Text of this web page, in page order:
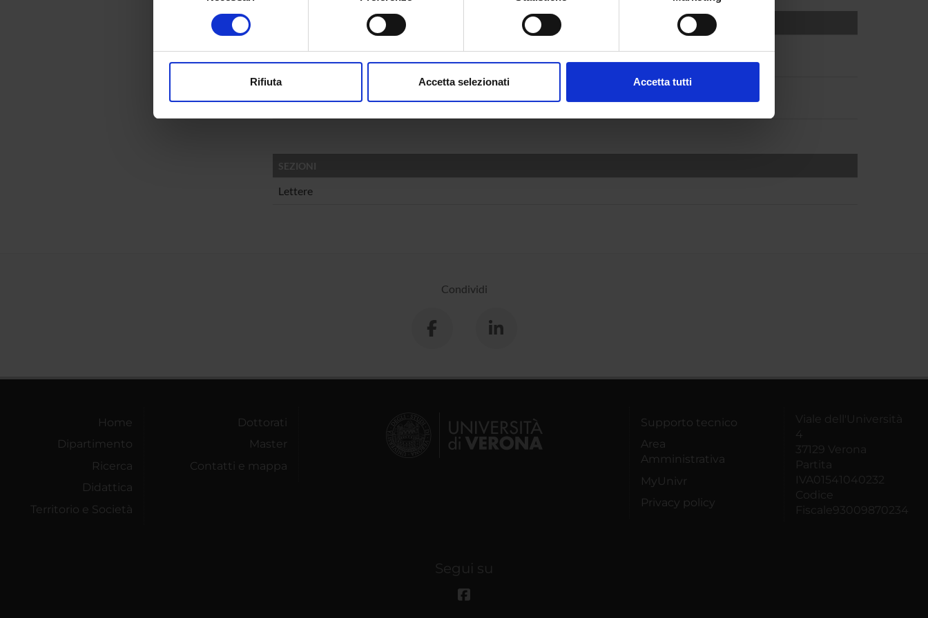
digitali).
modificare o ritirare il tuo consenso in qualsiasi momento dalla Dichiarazione sui cookie.
Rifiuta Accetta selezionati Accetta tutti
AREE DI RICERCA COINVOLTE DAL PROGETTO
Linguistica
Language learning and processing
Theoretical linguistics; computational linguistics
SEZIONI
Lettere
Condividi
Home
Dipartimento
Ricerca
Didattica
Territorio e Società
Dottorati
Master
Contatti e mappa
Supporto tecnico
Area
Amministrativa
MyUnivr
Privacy policy
Viale dell'Università
4
37129 Verona
Partita
IVA01541040232
Codice
Fiscale93009870234
Segui su